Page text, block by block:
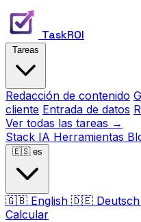
TaskROI
Redacción de contenido
cliente Entrada de datos
Ver todas las tareas →
Stack IA Herramientas
🇪🇸 es
🇬🇧 English 🇩🇪 Deutsch
Calcular